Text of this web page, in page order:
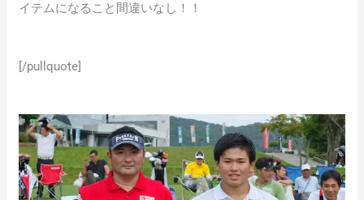
イテムになること間違いなし！！
[/pullquote]